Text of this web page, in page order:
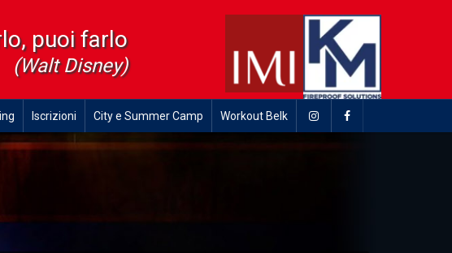
puoi farlo
(Walt Disney)
Iscrizioni City e Summer Camp Workout Belk